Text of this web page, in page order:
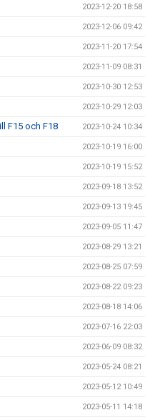
2023-12-20 18:58
2023-12-06 09:42
2023-11-20 17:54
2023-11-09 08:31
2023-10-30 12:53
2023-10-29 12:03
F15 och F18 2023-10-24 10:34
2023-10-19 16:00
2023-10-19 15:52
2023-09-18 13:52
2023-09-13 19:45
2023-09-05 11:47
2023-08-29 13:21
2023-08-25 07:59
2023-08-22 09:23
2023-08-18 14:06
2023-07-16 22:03
2023-06-09 08:32
2023-05-24 08:21
2023-05-12 10:49
2023-05-11 14:18